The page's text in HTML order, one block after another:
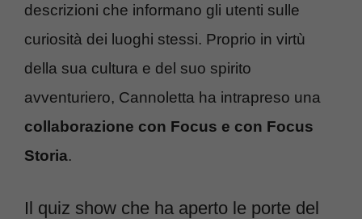
descrizioni che informano gli utenti sulle
curiosità dei luoghi stessi. Proprio in virtù
della sua cultura e del suo spirito
avventuriero, Cannoletta ha intrapreso una
collaborazione con Focus e con Focus
Storia.
Il quiz show che ha aperto le porte del